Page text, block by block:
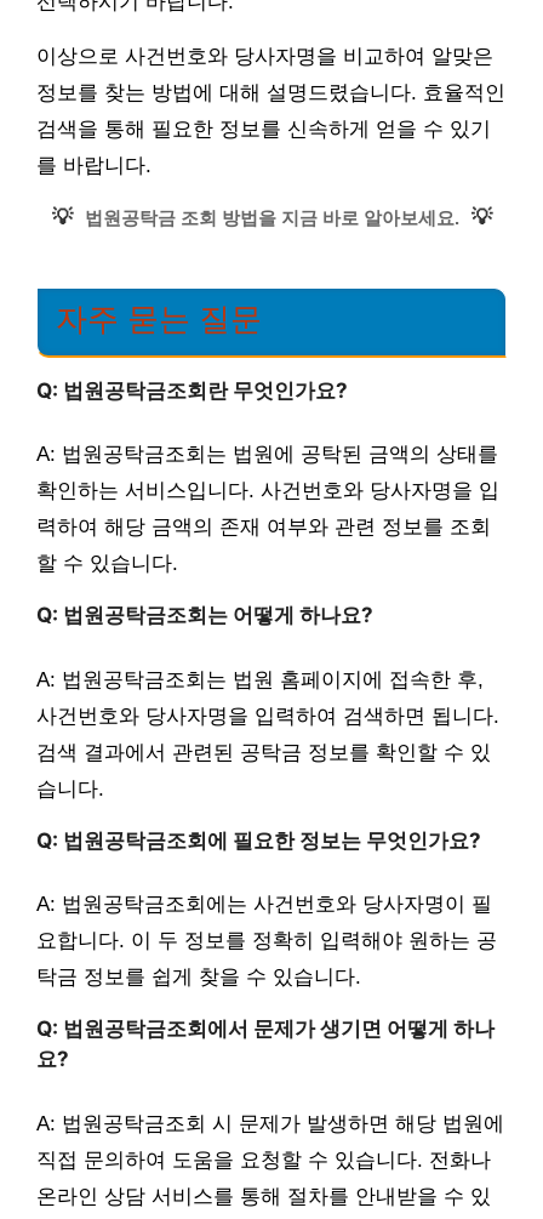
이상으로 사건번호와 당사자명을 비교하여 알맞은
정보를 찾는 방법에 대해 설명드렸습니다. 효율적인
검색을 통해 필요한 정보를 신속하게 얻을 수 있기
를 바랍니다.
💡 법원공탁금 조회 방법을 지금 바로 알아보세요. 💡
자주 묻는 질문
Q: 법원공탁금조회란 무엇인가요?
A: 법원공탁금조회는 법원에 공탁된 금액의 상태를
확인하는 서비스입니다. 사건번호와 당사자명을 입
력하여 해당 금액의 존재 여부와 관련 정보를 조회
할 수 있습니다.
Q: 법원공탁금조회는 어떻게 하나요?
A: 법원공탁금조회는 법원 홈페이지에 접속한 후,
사건번호와 당사자명을 입력하여 검색하면 됩니다.
검색 결과에서 관련된 공탁금 정보를 확인할 수 있
습니다.
Q: 법원공탁금조회에 필요한 정보는 무엇인가요?
A: 법원공탁금조회에는 사건번호와 당사자명이 필
요합니다. 이 두 정보를 정확히 입력해야 원하는 공
탁금 정보를 쉽게 찾을 수 있습니다.
Q: 법원공탁금조회에서 문제가 생기면 어떻게 하나
요?
A: 법원공탁금조회 시 문제가 발생하면 해당 법원에
직접 문의하여 도움을 요청할 수 있습니다. 전화나
온라인 상담 서비스를 통해 절차를 안내받을 수 있